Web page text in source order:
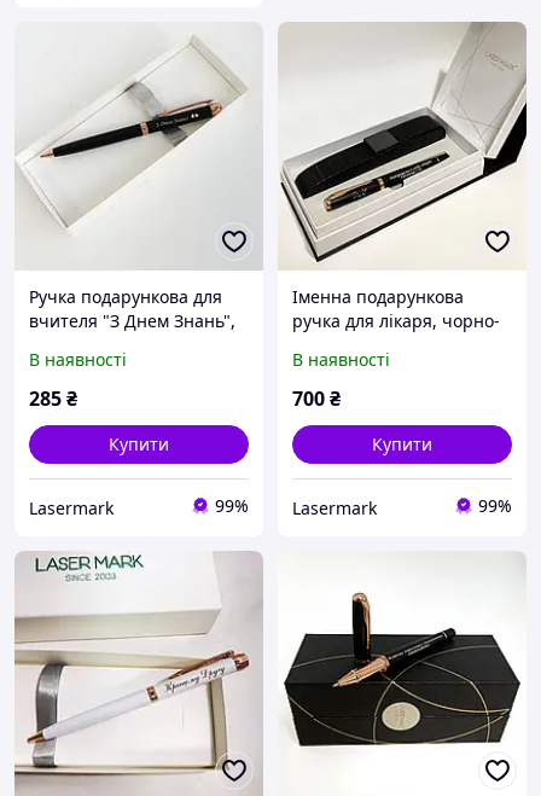
Ручка подарункова для
вчителя "З Днем Знань",
(текст можна змінити)
В наявності
285₴
Купити
Lasermark 99%
Іменна подарункова
ручка для лікаря, чорно-
гравіюванням вашого
тексту (подарункове
В наявності
700₴
Купити
Lasermark 99%